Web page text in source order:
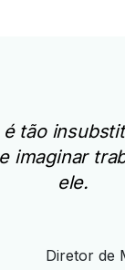
é tão
imaginar
ele.
Diretor de